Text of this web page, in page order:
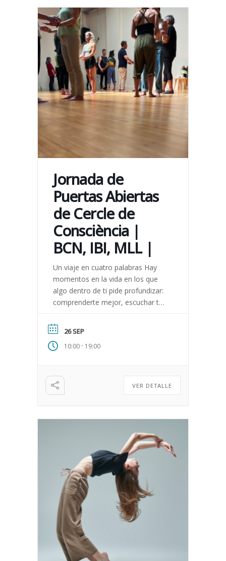
Jornada de
Puertas Abiertas
de Cercle de
Consciència |
BCN, IBI, MLL |
Un viaje en cuatro palabras Hay
momentos en la vida en los que
algo dentro de ti pide profundizar:
comprenderte mejor, escuchar tu
manera más auténtica. […]
26 SEP
10:00- 19:00
VER DETALLE